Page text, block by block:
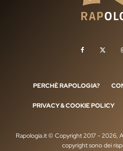
PERCHÈ RAPOLOGIA?
PRIVACY & COOKIE POLICY
Rapologia.it © Copyright 2017 - 2026,
copyright sono dei